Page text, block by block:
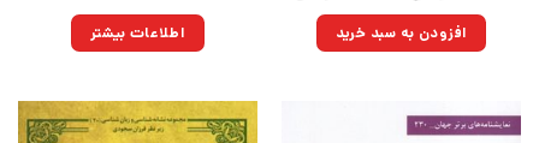
۲۰۰,۰۰۰تومان
بود.
فعلی:
افزودن به سبد خرید اطلاعات بیشتر